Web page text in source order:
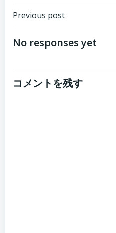
投
稿
ビ
Previous post
No responses yet
コメントを残す